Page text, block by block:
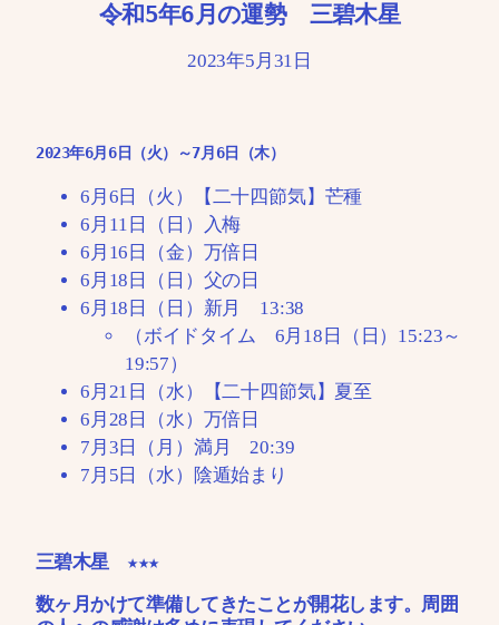
令和5年6月の運勢 三碧木星
2023年5月31日
2023年6月6日（火）～7月6日（木）
6月6日（火）【二十四節気】芒種
6月11日（日）入梅
6月16日（金）万倍日
6月18日（日）父の日
6月18日（日）新月 13:38
（ボイドタイム 6月18日（日）15:23～
19:57）
6月21日（水）【二十四節気】夏至
6月28日（水）万倍日
7月3日（月）満月 20:39
7月5日（水）陰遁始まり
三碧木星 ★★★
数ヶ月かけて準備してきたことが開花します。周囲